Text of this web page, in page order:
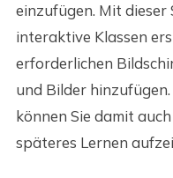
einzufügen. Mit
interaktive Klassen
erforderlichen
und Bilder
können Sie damit
späteres Lernen